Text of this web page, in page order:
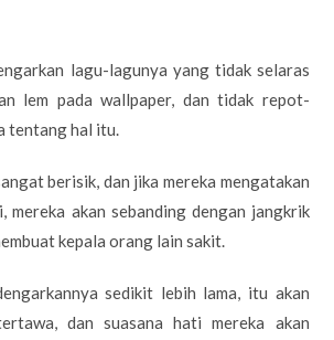
lagu-lagunya yang tidak selaras
lem pada wallpaper, dan tidak repot-
tentang hal itu.
berisik, dan jika mereka mengatakan
mereka akan sebanding dengan jangkrik
kepala orang lain sakit.
sedikit lebih lama, itu akan
dan suasana hati mereka akan